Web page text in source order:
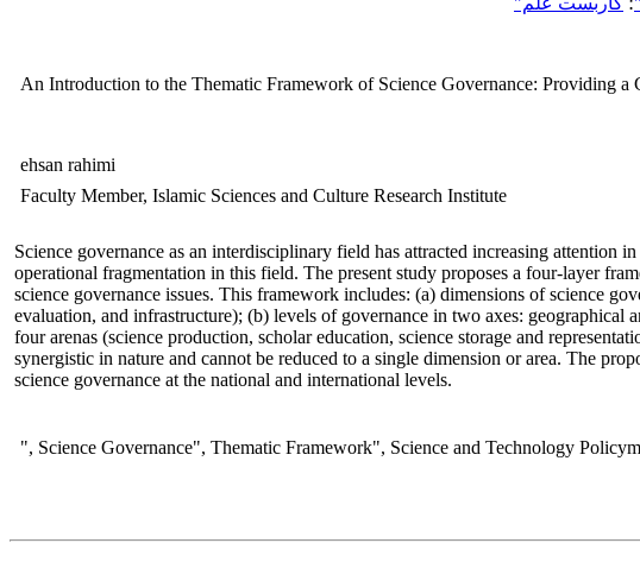
An Introduction to the Thematic Framework of Science Governance: Providing
ehsan rahimi
Faculty Member, Islamic Sciences and Culture Research Institute
Science governance as an interdisciplinary field has attracted increasing attention
operational fragmentation in this field. The present study proposes a four-layer
science governance issues. This framework includes: (a) dimensions of science
evaluation, and infrastructure); (b) levels of governance in two axes:
four arenas (science production, scholar education, science storage and
synergistic in nature and cannot be reduced to a single dimension or area. The
science governance at the national and international levels.
", Science Governance", Thematic Framework", Science and Technology